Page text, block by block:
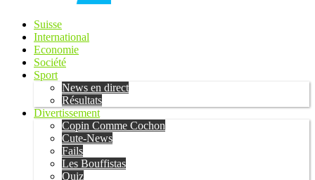
Suisse
International
Economie
Société
Sport
News en direct
Résultats
Divertissement
Copin Comme Cochon
Cute-News
Fails
Les Bouffistas
Quiz